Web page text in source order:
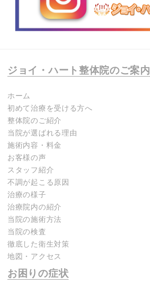
ジョイ・ハート整体院のご案内
ホーム
初めて治療を受ける方へ
整体院のご紹介
当院が選ばれる理由
施術内容・料金
お客様の声
スタッフ紹介
不調が起こる原因
治療の様子
治療院内の紹介
当院の施術方法
当院の検査
徹底した衛生対策
地図・アクセス
お困りの症状